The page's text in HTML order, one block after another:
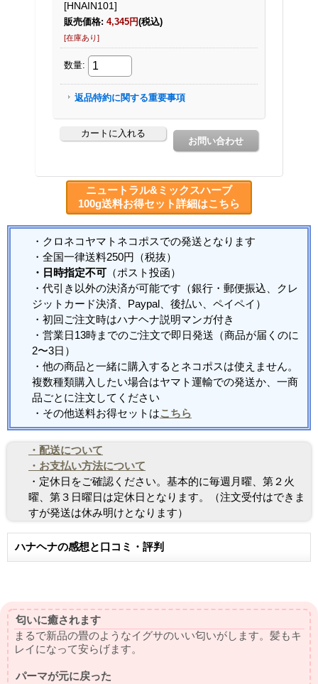
ニュートラル&ミックスハーブ
100g送料お得セット詳細はこちら
・クロネコヤマトネコポスでの発送となります
・全国一律送料250円（税抜）
・日時指定不可 （ポスト投函）
・代引き以外の決済が可能です（銀行・郵便振込、クレ
ジットカード決済、Paypal、後払い、ペイペイ）
・初回ご注文時はハナヘナ説明マンガ付き
・営業日13時までのご注文で即日発送（商品が届くのに
2〜3日）
・他の商品と一緒に購入するとネコポスは使えません。
複数種類購入したい場合はヤマト運輸での発送か、一商
品ごとに注文してください
・その他送料お得セットはこちら
・配送について
・お支払い方法について
・定休日をご確認ください。基本的に毎週月曜、第２火
曜、第３日曜日は定休日となります。（注文受付はできま
すが発送は休み明けとなります）
ハナヘナの感想と口コミ・評判
匂いに癒されます
まるで新品の畳のようなイグサのいい匂いがします。髪もキ
レイになって安らげます。
パーマが元に戻った